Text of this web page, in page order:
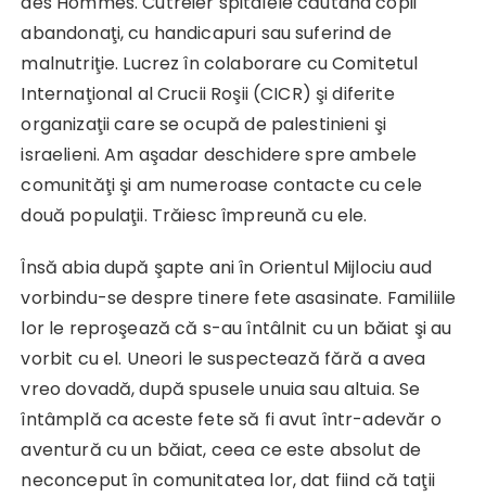
abandonaţi, cu handicapuri sau suferind de
malnutriţie. Lucrez în colaborare cu Comitetul
Internaţional al Crucii Roşii (CICR) şi diferite
organizaţii care se ocupă de palestinieni şi
israelieni. Am aşadar deschidere spre ambele
comunităţi şi am numeroase contacte cu cele
două populaţii. Trăiesc împreună cu ele.
Însă abia după şapte ani în Orientul Mijlociu aud
vorbindu-se despre tinere fete asasinate. Familiile
lor le reproşează că s-au întâlnit cu un băiat şi au
vorbit cu el. Uneori le suspectează fără a avea
vreo dovadă, după spusele unuia sau altuia. Se
întâmplă ca aceste fete să fi avut într-adevăr o
aventură cu un băiat, ceea ce este absolut de
neconceput în comunitatea lor, dat fiind că taţii